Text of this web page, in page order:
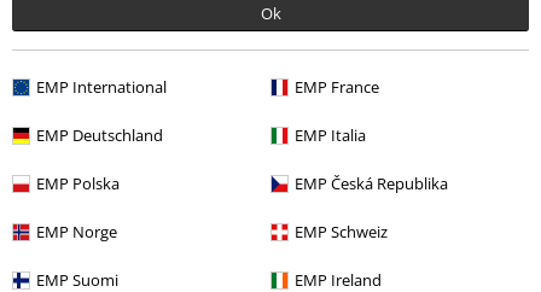
Ok
EMP International EMP France
EMP Deutschland EMP Italia
EMP Polska EMP Česká Republika
EMP Norge EMP Schweiz
EMP Suomi EMP Ireland